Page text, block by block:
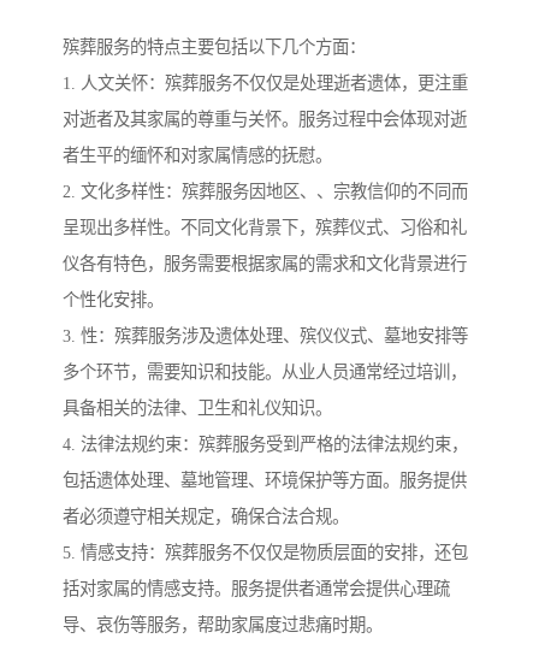
殡葬服务的特点主要包括以下几个方面：
1. 人文关怀：殡葬服务不仅仅是处理逝者遗体，更注重
对逝者及其家属的尊重与关怀。服务过程中会体现对逝
者生平的缅怀和对家属情感的抚慰。
2. 文化多样性：殡葬服务因地区、、宗教信仰的不同而
呈现出多样性。不同文化背景下，殡葬仪式、习俗和礼
仪各有特色，服务需要根据家属的需求和文化背景进行
个性化安排。
3. 性：殡葬服务涉及遗体处理、殡仪仪式、墓地安排等
多个环节，需要知识和技能。从业人员通常经过培训，
具备相关的法律、卫生和礼仪知识。
4. 法律法规约束：殡葬服务受到严格的法律法规约束，
包括遗体处理、墓地管理、环境保护等方面。服务提供
者必须遵守相关规定，确保合法合规。
5. 情感支持：殡葬服务不仅仅是物质层面的安排，还包
括对家属的情感支持。服务提供者通常会提供心理疏
导、哀伤等服务，帮助家属度过悲痛时期。